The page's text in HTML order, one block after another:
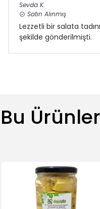
Sevda K.
Satın Alınmış
Lezzetli bir salata
şekilde gönderilmişti.
Bu